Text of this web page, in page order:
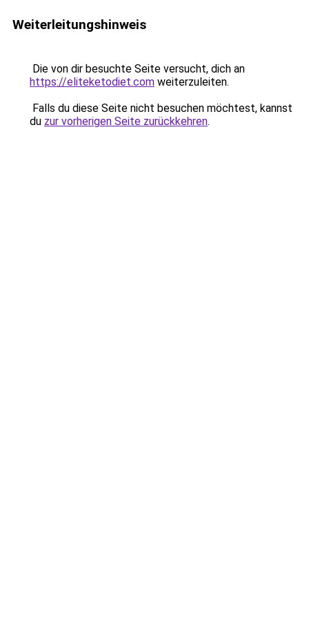
Weiterleitungshinweis
Die von dir besuchte Seite versucht, dich an
https://eliteketodiet.com weiterzuleiten.
Falls du diese Seite nicht besuchen möchtest, kannst
du zur vorherigen Seite zurückkehren.